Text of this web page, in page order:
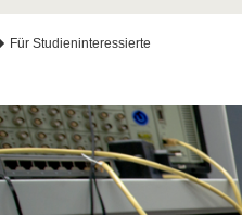
Nachwuchs
Für Studieninteressierte